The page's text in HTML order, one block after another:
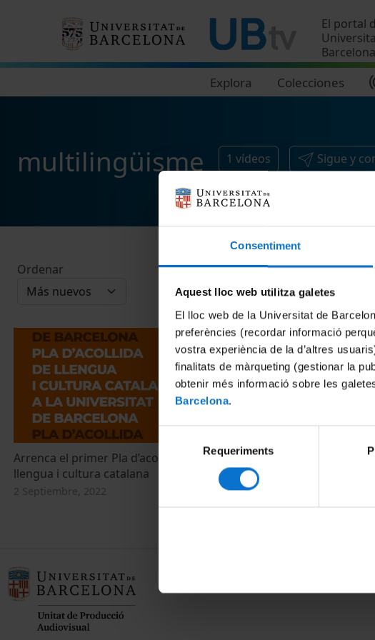
Consentiment
Aquest lloc web utilitza galetes
El lloc web de la Universitat de
preferències (recordar informació
vostra experiència de la d’altres
finalitats de màrqueting (gestionar la
obtenir més informació sobre les
Barcelona.
consentiment
Requeriments
El portal
Barcelona
Explora Colecciones
multilingüisme 1 vídeos Sigue y
Ordenar
Arrenca el primer Pla d’acollida de
llengua i cultura catalana
2 Septiembre, 2022